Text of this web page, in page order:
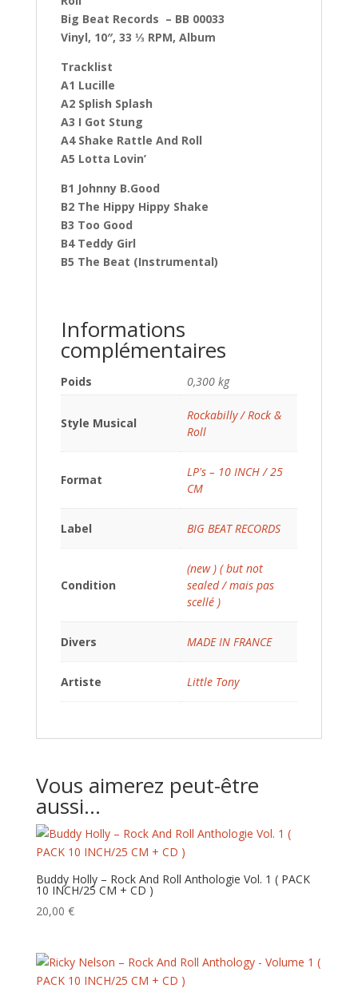
Big Beat Records ‎– BB 00033
Vinyl, 10″, 33 ⅓ RPM, Album
Tracklist
A1 Lucille
A2 Splish Splash
A3 I Got Stung
A4 Shake Rattle And Roll
A5 Lotta Lovin’
B1 Johnny B.Good
B2 The Hippy Hippy Shake
B3 Too Good
B4 Teddy Girl
B5 The Beat (Instrumental)
Informations
complémentaires
Poids 0,300 kg
Style Musical
Rockabilly / Rock &
Roll
Format
LP's – 10 INCH / 25
CM
Label BIG BEAT RECORDS
Condition
(new ) ( but not
sealed / mais pas
scellé )
Divers MADE IN FRANCE
Artiste Little Tony
Vous aimerez peut-être
aussi…
Buddy Holly – Rock And Roll Anthologie Vol. 1 ( PACK
10 INCH/25 CM + CD )
20,00 €